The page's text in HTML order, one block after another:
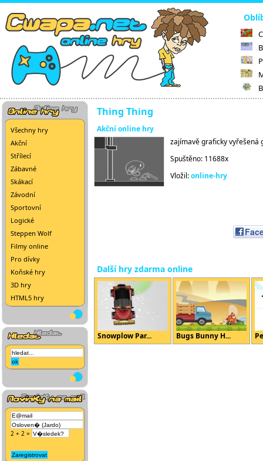
Všechny hry
Akční
Střílecí
Zábavné
Skákací
Závodní
Sportovní
Logické
Steppen Wolf
Filmy online
Pro dívky
Koňské hry
3D hry
HTML5 hry
2 + 2 =
Thing Thing
Akční online hry
zajímavě graficky vyřešená
Spuštěno: 11688x
Vložil:online-hry
Další hry zdarma online
Snowplow Par... Bugs Bunny H...